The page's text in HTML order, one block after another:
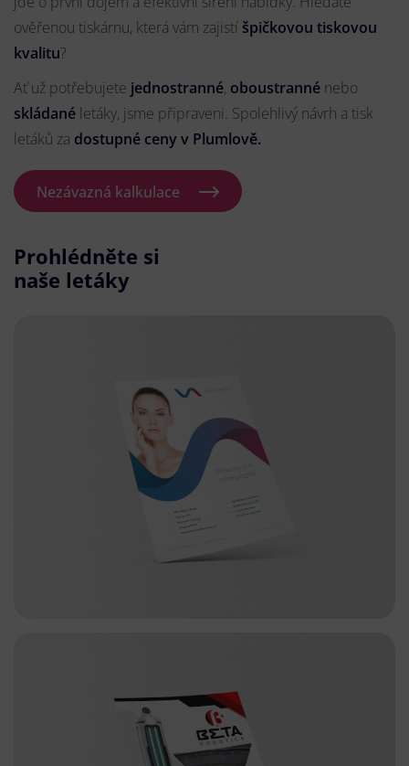
ověřenou tiskárnu, která vám zajistí špičkovou tiskovou
kvalitu?
Ať už potřebujete jednostranné, oboustranné nebo
skládané letáky, jsme připraveni. Spolehlivý návrh a tisk
letáků za dostupné ceny v Plumlově.
Nezávazná kalkulace
Prohlédněte si
naše letáky